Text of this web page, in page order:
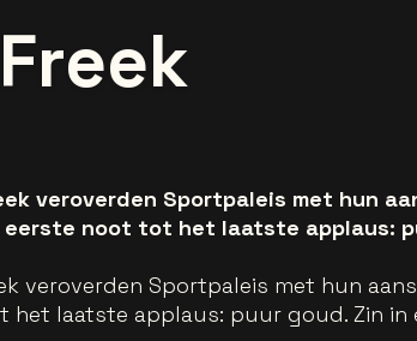
veroverden Sportpaleis met hun
eerste noot tot het laatste applaus:
veroverden Sportpaleis met hun
het laatste applaus: puur goud. Zin in